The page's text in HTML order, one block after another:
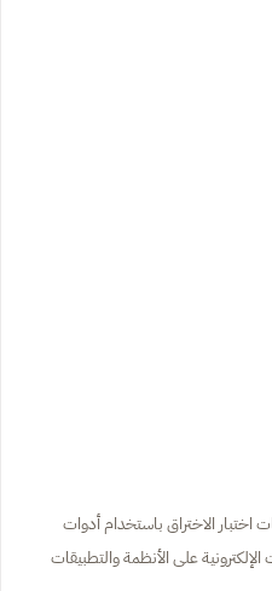
اختبار الاختراق باستخدام أدوات
على الأنظمة والتطبيقات